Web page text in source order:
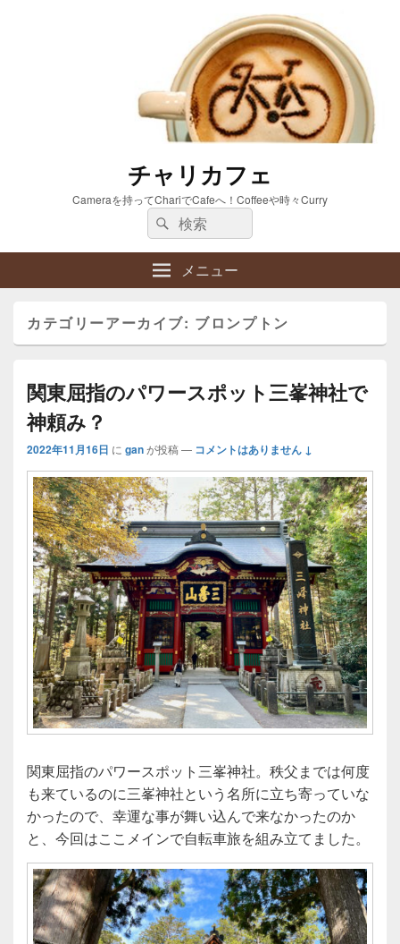
チャリカフェ
Cameraを持ってChariでCafeへ！Coffeeや時々Curry
検
索:
検
索
メニュー
カテゴリーアーカイブ: ブロンプトン
関東屈指のパワースポット三峯神社で
神頼み？
2022年11月16日 に ganが投稿 — コメントはありません ↓
関東屈指のパワースポット三峯神社。秩父までは何度
も来ているのに三峯神社という名所に立ち寄っていな
かったので、幸運な事が舞い込んで来なかったのか
と、今回はここメインで自転車旅を組み立てました。